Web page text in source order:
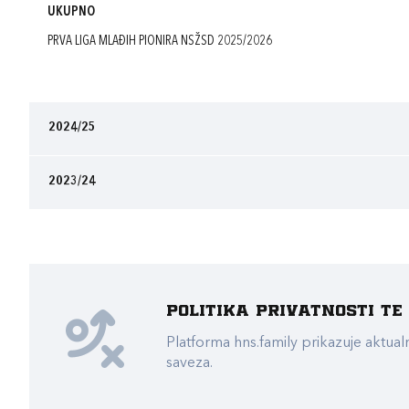
UKUPNO
PRVA LIGA MLAĐIH PIONIRA NSŽSD 2025/2026
2024/25
2023/24
Politika privatnosti te
Platforma hns.family prikazuje
saveza.